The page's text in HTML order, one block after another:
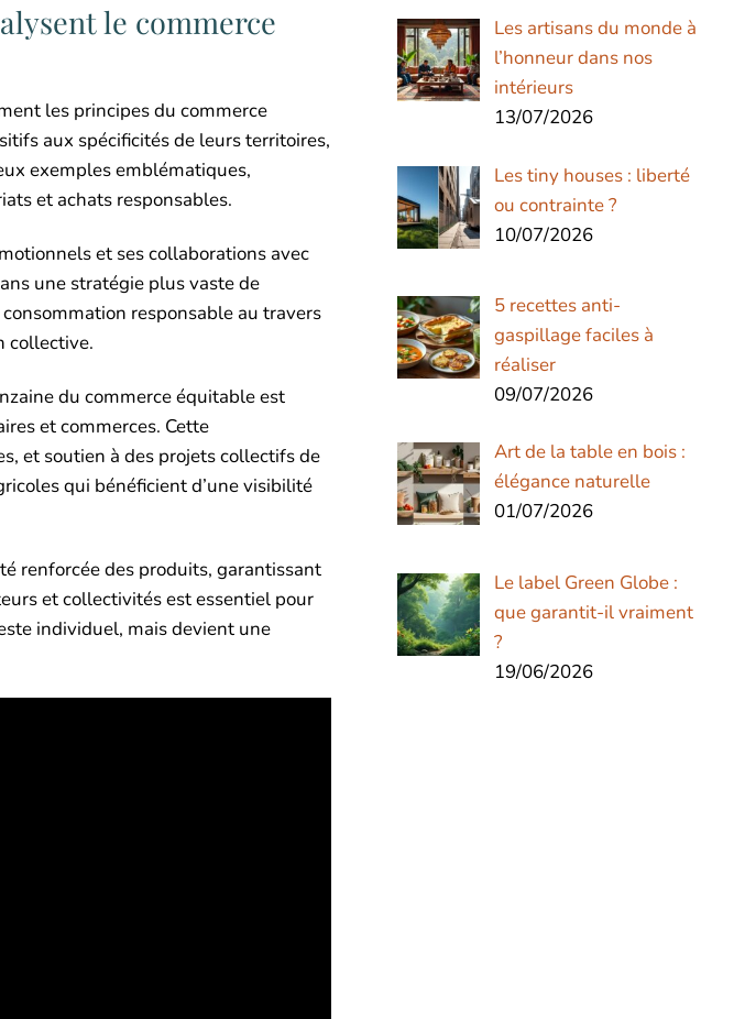
le commerce
les principes du commerce
aux spécificités de leurs territoires,
exemples emblématiques,
et achats responsables.
et ses collaborations avec
une stratégie plus vaste de
responsable au travers
collective.
du commerce équitable est
et commerces. Cette
et soutien à des projets collectifs de
qui bénéficient d’une visibilité
renforcée des produits, garantissant
et collectivités est essentiel pour
individuel, mais devient une
Les artisans du monde à
l’honneur dans nos
intérieurs
13/07/2026
Les tiny houses : liberté
ou contrainte ?
10/07/2026
5 recettes anti-
gaspillage faciles à
réaliser
09/07/2026
Art de la table en bois :
élégance naturelle
01/07/2026
Le label Green Globe :
que garantit-il vraiment
?
19/06/2026